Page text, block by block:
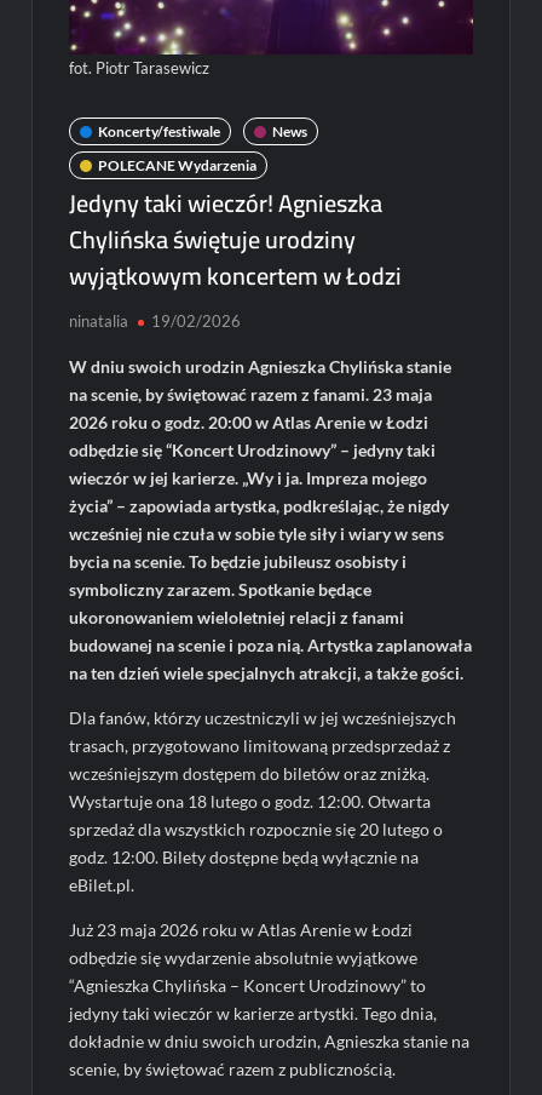
fot. Piotr Tarasewicz
Koncerty/festiwale
News
POLECANE Wydarzenia
Jedyny taki wieczór! Agnieszka
Chylińska świętuje urodziny
wyjątkowym koncertem w Łodzi
ninatalia 19/02/2026
W dniu swoich urodzin Agnieszka Chylińska stanie
na scenie, by świętować razem z fanami. 23 maja
2026 roku o godz. 20:00 w Atlas Arenie w Łodzi
odbędzie się “Koncert Urodzinowy” – jedyny taki
wieczór w jej karierze. „Wy i ja. Impreza mojego
życia” – zapowiada artystka, podkreślając, że nigdy
wcześniej nie czuła w sobie tyle siły i wiary w sens
bycia na scenie. To będzie jubileusz osobisty i
symboliczny zarazem. Spotkanie będące
ukoronowaniem wieloletniej relacji z fanami
budowanej na scenie i poza nią. Artystka zaplanowała
na ten dzień wiele specjalnych atrakcji, a także gości.
Dla fanów, którzy uczestniczyli w jej wcześniejszych
trasach, przygotowano limitowaną przedsprzedaż z
wcześniejszym dostępem do biletów oraz zniżką.
Wystartuje ona 18 lutego o godz. 12:00. Otwarta
sprzedaż dla wszystkich rozpocznie się 20 lutego o
godz. 12:00. Bilety dostępne będą wyłącznie na
eBilet.pl.
Już 23 maja 2026 roku w Atlas Arenie w Łodzi
odbędzie się wydarzenie absolutnie wyjątkowe
“Agnieszka Chylińska – Koncert Urodzinowy” to
jedyny taki wieczór w karierze artystki. Tego dnia,
dokładnie w dniu swoich urodzin, Agnieszka stanie na
scenie, by świętować razem z publicznością.